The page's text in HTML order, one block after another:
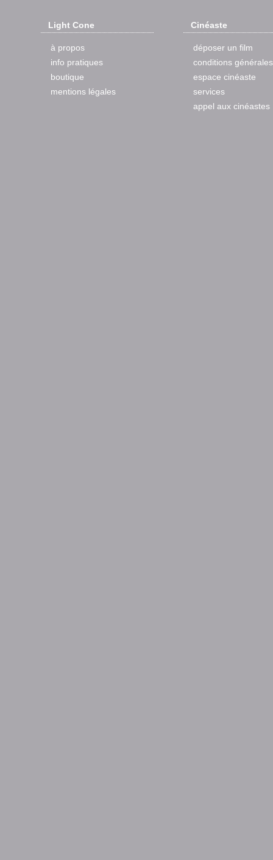
Light Cone
à propos
info pratiques
boutique
mentions légales
Cinéaste
déposer un film
conditions générales
espace cinéaste
services
appel aux cinéastes